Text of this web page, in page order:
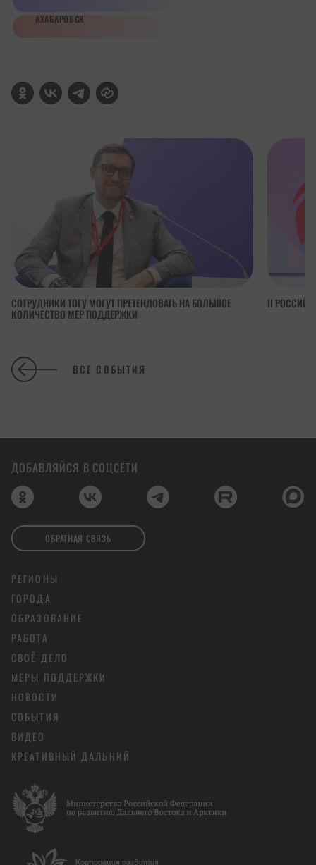
ХАБАРОВСК
СОТРУДНИКИ ТОГУ МОГУТ ПРЕТЕНДОВАТЬ НА БОЛЬШОЕ
КОЛИЧЕСТВО МЕР ПОДДЕРЖКИ
II
ВСЕ СОБЫТИЯ
РЕГИОНЫ
ГОРОДА
ОБРАЗОВАНИЕ
РАБОТА
СВОЁ ДЕЛО
МЕРЫ ПОДДЕРЖКИ
НОВОСТИ
СОБЫТИЯ
ВИДЕО
КРЕАТИВНЫЙ ДАЛЬНИЙ
ДОБАВЛЯЙСЯ В СОЦСЕТИ
ОБРАТНАЯ СВЯЗЬ